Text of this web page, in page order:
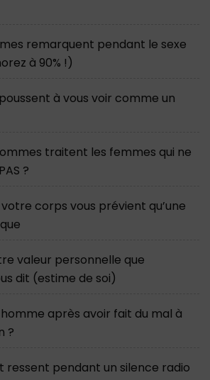
remarquent pendant le sexe
à 90% !)
à vous voir comme un
traitent les femmes qui ne
?
corps vous prévient qu’une
valeur personnelle que
dit (estime de soi)
après avoir fait du mal à
?
ressent pendant un silence radio